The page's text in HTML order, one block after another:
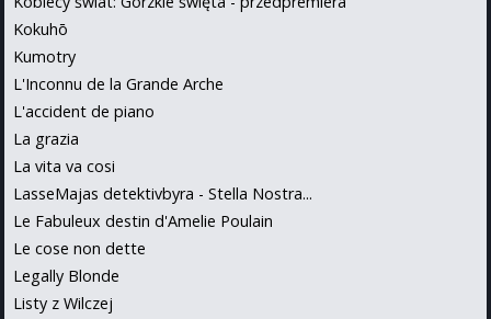
Kokuhō
Kumotry
L'Inconnu de la Grande Arche
L'accident de piano
La grazia
La vita va cosi
LasseMajas detektivbyra - Stella Nostra...
Le Fabuleux destin d'Amelie Poulain
Le cose non dette
Legally Blonde
Listy z Wilczej